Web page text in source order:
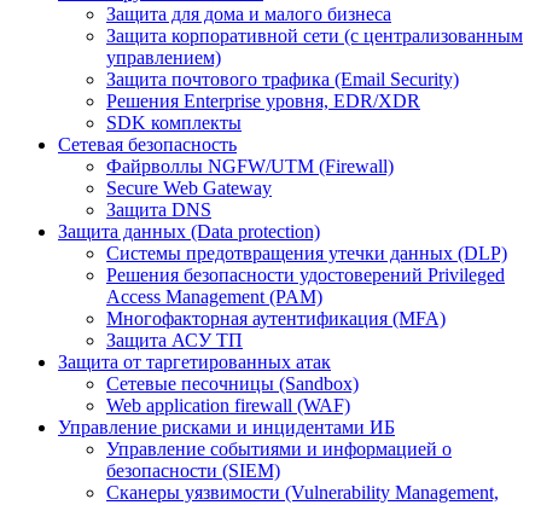
Защита для дома и малого бизнеса
Защита корпоративной сети (с централизованным
управлением)
Защита почтового трафика (Email Security)
Решения Enterprise уровня, EDR/XDR
SDK комплекты
Сетевая безопасность
Файрволлы NGFW/UTM (Firewall)
Secure Web Gateway
Защита DNS
Защита данных (Data protection)
Системы предотвращения утечки данных (DLP)
Решения безопасности удостоверений Privileged
Access Management (PAM)
Многофакторная аутентификация (MFA)
Защита АСУ ТП
Защита от таргетированных атак
Сетевые песочницы (Sandbox)
Web application firewall (WAF)
Управление рисками и инцидентами ИБ
Управление событиями и информацией о
безопасности (SIEM)
Сканеры уязвимости (Vulnerability Management,